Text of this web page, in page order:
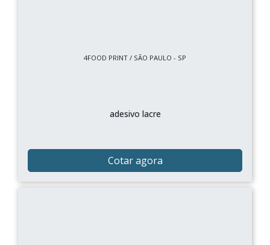
4FOOD PRINT / SÃO PAULO - SP
adesivo lacre
Cotar agora